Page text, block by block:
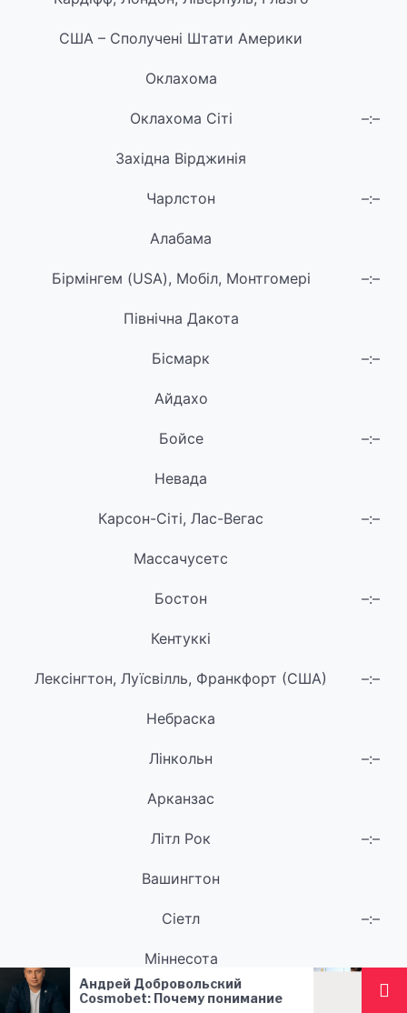
США – Сполучені Штати Америки
Оклахома
Оклахома Сіті –:–
Західна Вірджинія
Чарлстон –:–
Алабама
Бірмінгем (USA), Мобіл, Монтгомері –:–
Північна Дакота
Бісмарк –:–
Айдахо
Бойсе –:–
Невада
Карсон-Сіті, Лас-Вегас –:–
Массачусетс
Бостон –:–
Кентуккі
Лексінгтон, Луїсвілль, Франкфорт (США) –:–
Небраска
Лінкольн –:–
Арканзас
Літл Рок –:–
Вашингтон
Сіетл –:–
Міннесота
Міннеаполіс, Сен-Поль
понимание
Чи можна колоти
гіпотиреозі?